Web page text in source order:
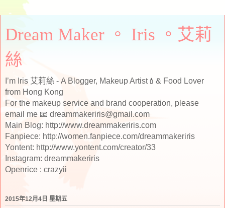
Dream Maker 。 Iris 。艾莉
絲
I’m Iris 艾莉絲 - A Blogger, Makeup Artist💄& Food Lover
from Hong Kong
For the makeup service and brand cooperation, please
email me 📧 dreammakeriris@gmail.com
Main Blog: http://www.dreammakeriris.com
Fanpiece: http://women.fanpiece.com/dreammakeriris
Yontent: http://www.yontent.com/creator/33
Instagram: dreammakeriris
Openrice : crazyii
2015年12月4日 星期五